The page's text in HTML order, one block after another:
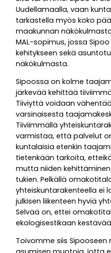
Uudellamaalla, vaan
tarkastella myös koko
maakunnan
MAL-sopimus, jossa
kehitykseen sekä
näkökulmasta.
Sipoossa on kolme
järkevää kehittää
Tiiviyttä voidaan
varsinaisesta
Tiiviimmällä
varmistaa, että palvelut
kuntalaisia etenkin
tietenkään tarkoita,
mutta niiden
tukien. Pelkällä
yhteiskuntarakenteella ei
julkisen liikenteen hyviä
Selvää on, ettei
ekologisestikaan
Toivomme siis